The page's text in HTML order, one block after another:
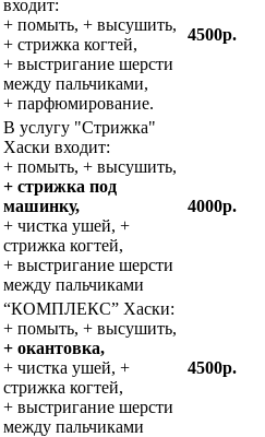
входит:
+ помыть, + высушить,
+ стрижка когтей,
+ выстригание шерсти
между пальчиками,
+ парфюмирование.
4500р.
В услугу "Стрижка"
Хаски входит:
+ помыть, + высушить,
+ стрижка под
машинку,
+ чистка ушей, +
стрижка когтей,
+ выстригание шерсти
между пальчиками
4000р.
“КОМПЛЕКС” Хаски:
+ помыть, + высушить,
+ окантовка,
+ чистка ушей, +
стрижка когтей,
+ выстригание шерсти
между пальчиками
4500р.